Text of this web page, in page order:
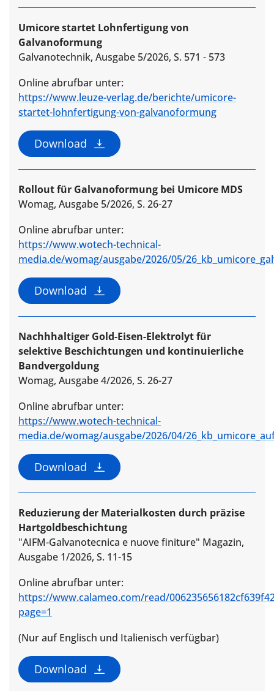
Umicore startet Lohnfertigung von
Galvanoformung
Galvanotechnik, Ausgabe 5/2026, S. 571 - 573
Online abrufbar unter:
https://www.leuze-verlag.de/berichte/umicore-
startet-lohnfertigung-von-galvanoformung
Download
Rollout für Galvanoformung bei Umicore MDS
Womag, Ausgabe 5/2026, S. 26-27
Online abrufbar unter:
https://www.wotech-technical-
media.de/womag/ausgabe/2026/05/
Download
Nachhhaltiger Gold-Eisen-Elektrolyt für
selektive Beschichtungen und kontinuierliche
Bandvergoldung
Womag, Ausgabe 4/2026, S. 26-27
Online abrufbar unter:
https://www.wotech-technical-
media.de/womag/ausgabe/2026/04/
Download
Reduzierung der Materialkosten durch präzise
Hartgoldbeschichtung
"AIFM-Galvanotecnica e nuove finiture" Magazin,
Ausgabe 1/2026, S. 11-15
Online abrufbar unter:
https://www.calameo.com/read/
page=1
(Nur auf Englisch und Italienisch verfügbar)
Download